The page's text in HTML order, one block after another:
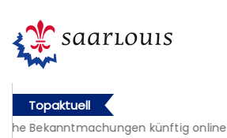
Topaktuell
Bekanntmachungen künftig online